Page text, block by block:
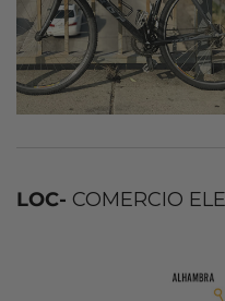
LOC- COMERCIO